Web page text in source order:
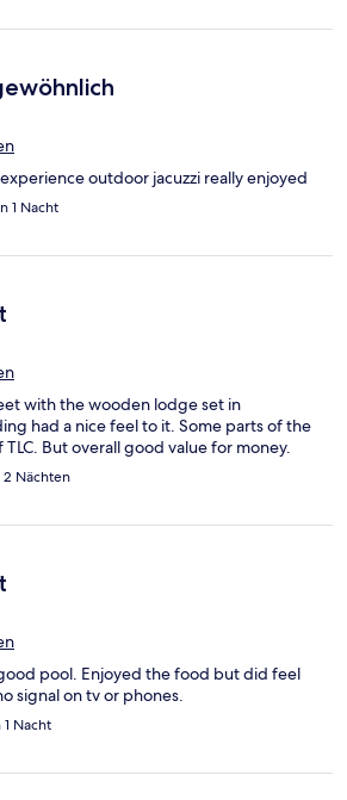
outdoor jacuzzi really enjoyed
1 Nacht
with the wooden lodge set in
had a nice feel to it. Some parts of the
But overall good value for money.
Nächten
pool. Enjoyed the food but did feel
signal on tv or phones.
Nacht